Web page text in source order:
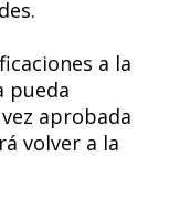
a la
pueda
aprobada
volver a la